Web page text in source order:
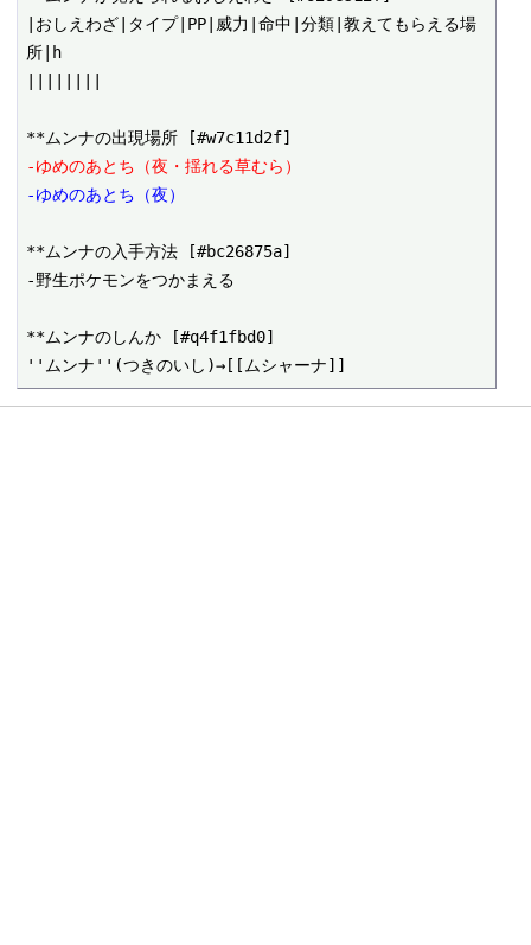
|おしえわざ|タイプ|PP|威力|命中|分類|教えてもらえる場
所|h
-ゆめのあとち（夜・揺れる草むら）
-ゆめのあとち（夜）
**ムンナの入手方法 [#bc26875a]
-野生ポケモンをつかまえる
**ムンナのしんか [#q4f1fbd0]